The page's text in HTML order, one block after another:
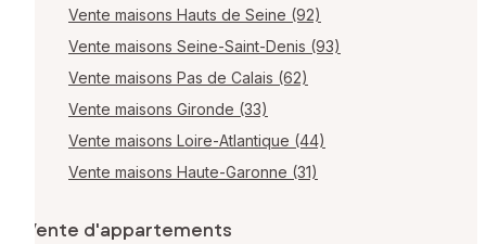
Vente maisons Hauts de Seine (92)
Vente maisons Seine-Saint-Denis (93)
Vente maisons Pas de Calais (62)
Vente maisons Gironde (33)
Vente maisons Loire-Atlantique (44)
Vente maisons Haute-Garonne (31)
Vente d'appartements